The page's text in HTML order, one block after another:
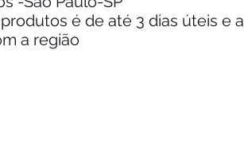
é de até 3 dias úteis e a
a região